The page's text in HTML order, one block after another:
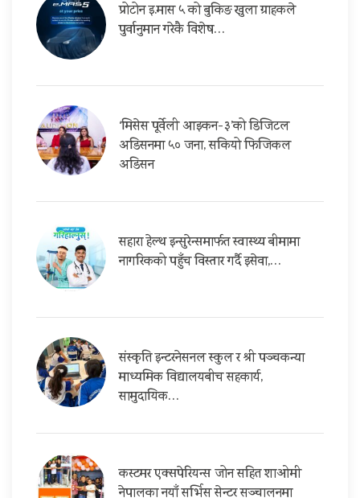
प्रोटोन इ.मास ५ को बुकिङ खुला ग्राहकले
पुर्वानुमान गरेकै विशेष…
‘मिसेस पूर्वेली आइकन-३’को डिजिटल
अडिसनमा ५० जना, सकियो फिजिकल
अडिसन
सहारा हेल्थ इन्सुरेन्समार्फत स्वास्थ्य बीमामा
नागरिकको पहुँच विस्तार गर्दै इसेवा,…
संस्कृति इन्टरनेसनल स्कुल र श्री पञ्चकन्या
माध्यमिक विद्यालयबीच सहकार्य,
सामुदायिक…
कस्टमर एक्सपेरियन्स जोन सहित शाओमी
नेपालका नयाँ सर्भिस सेन्टर सञ्चालनमा